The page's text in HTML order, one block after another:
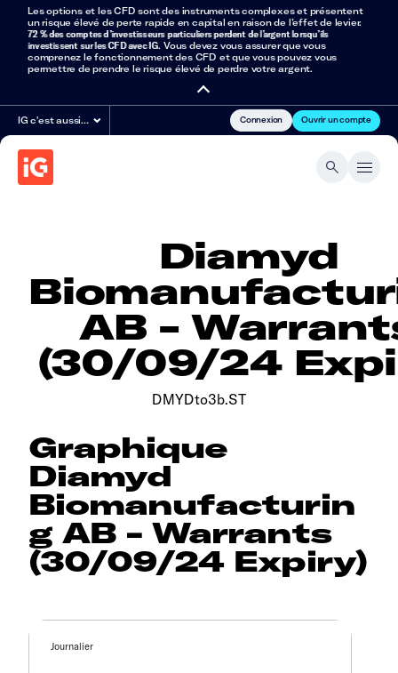
Les options et les CFD sont des instruments complexes et présentent
un risque élevé de perte rapide en capital en raison de l’effet de levier.
72 % des comptes d’investisseurs particuliers perdent de l’argent lorsqu’ils
investissent sur les CFD avec IG. Vous devez vous assurer que vous
comprenez le fonctionnement des CFD et que vous pouvez vous
permettre de prendre le risque élevé de perdre votre argent.
IG c'est aussi… Connexion Ouvrir un compte
Diamyd
AB -
(30/09/24
DMYDto3b.ST
Graphique
Diamyd
Biomanufacturin
g AB - Warrants
(30/09/24 Expiry)
Journalier